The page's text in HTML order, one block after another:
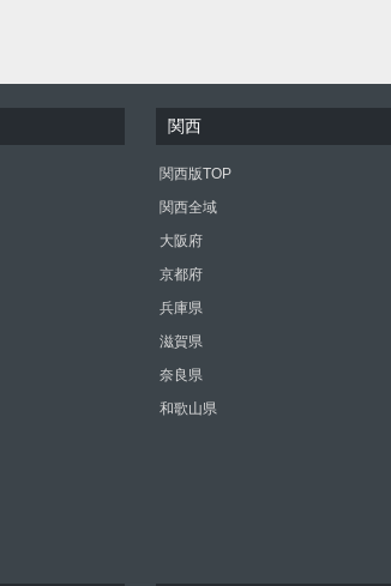
関西
関西版TOP
関西全域
大阪府
京都府
兵庫県
滋賀県
奈良県
和歌山県